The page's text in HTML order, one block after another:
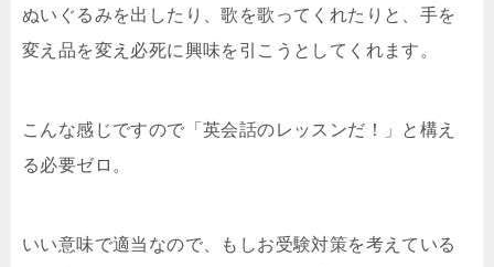
ぬいぐるみを出したり、歌を歌ってくれたりと、手を
変え品を変え必死に興味を引こうとしてくれます。
こんな感じですので「英会話のレッスンだ！」と構え
る必要ゼロ。
いい意味で適当なので、もしお受験対策を考えている